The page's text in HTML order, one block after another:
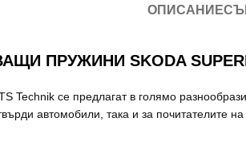
ОПИСАНИЕ
ПРУЖИНИ SKODA
Technik се предлагат в голямо
автомобили, така и за почитателите